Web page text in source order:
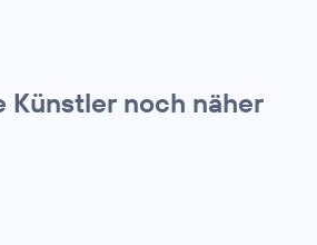
Künstler noch näher